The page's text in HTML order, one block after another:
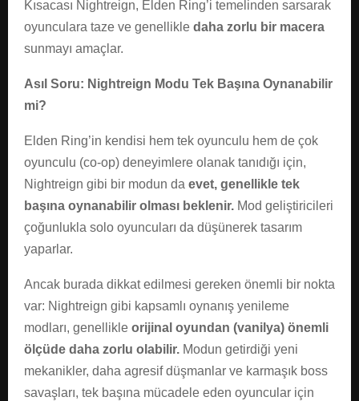
Kısacası Nightreign, Elden Ring’i temelinden sarsarak
oyunculara taze ve genellikle daha zorlu bir macera
sunmayı amaçlar.
Asıl Soru: Nightreign Modu Tek Başına Oynanabilir
mi?
Elden Ring’in kendisi hem tek oyunculu hem de çok
oyunculu (co-op) deneyimlere olanak tanıdığı için,
Nightreign gibi bir modun da evet, genellikle tek
başına oynanabilir olması beklenir. Mod geliştiricileri
çoğunlukla solo oyuncuları da düşünerek tasarım
yaparlar.
Ancak burada dikkat edilmesi gereken önemli bir nokta
var: Nightreign gibi kapsamlı oynanış yenileme
modları, genellikle orijinal oyundan (vanilya) önemli
ölçüde daha zorlu olabilir. Modun getirdiği yeni
mekanikler, daha agresif düşmanlar ve karmaşık boss
savaşları, tek başına mücadele eden oyuncular için